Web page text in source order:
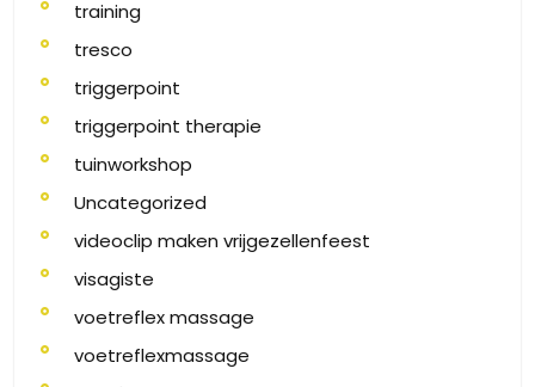
training
tresco
triggerpoint
triggerpoint therapie
tuinworkshop
Uncategorized
videoclip maken vrijgezellenfeest
visagiste
voetreflex massage
voetreflexmassage